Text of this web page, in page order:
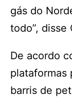
gás do
todo”, disse
De acordo
plataformas
barris de